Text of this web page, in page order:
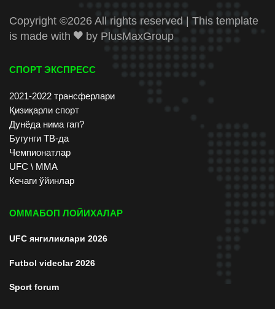
Copyright ©2026 All rights reserved | This template
is made with
by PlusMaxGroup
СПОРТ ЭКСПРЕСС
2021-2022 трансферлари
Қизиқарли спорт
Дунёда нима гап?
Бугунги ТВ-да
Чемпионатлар
UFC \ ММА
Кечаги ўйинлар
ОММАБОП ЛОЙИХАЛАР
UFC янгиликлари 2026
Futbol videolar 2026
Sport forum